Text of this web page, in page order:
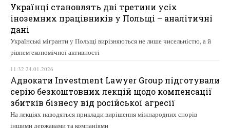
Українці становлять дві третини усіх
іноземних працівників у Польщі – аналітичні
дані
Українські мігранти у Польщі вирізняються не лише чисельністю, а й
рівнем економічної активності
11:32 24.01.2026
Адвокати Investment Lawyer Group підготували
серію безкоштовних лекцій щодо компенсації
збитків бізнесу від російської агресії
На лекціях наводяться приклади вирішення міжнародних спорів
іншими державами та компаніями